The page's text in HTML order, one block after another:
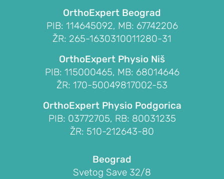
obaveštenja
nama
POVREDE
OrthoExpert Beograd
PIB: 114645092, MB: 67742206
ŽR: 265-1630310011280-31
OrthoExpert Physio Niš
PIB: 115000465, MB: 68014646
ŽR: 170-50049817002-53
OrthoExpert Physio Podgorica
PIB: 03772705, RB: 80031235
ŽR: 510-212643-80
Beograd
Svetog Save 32/8